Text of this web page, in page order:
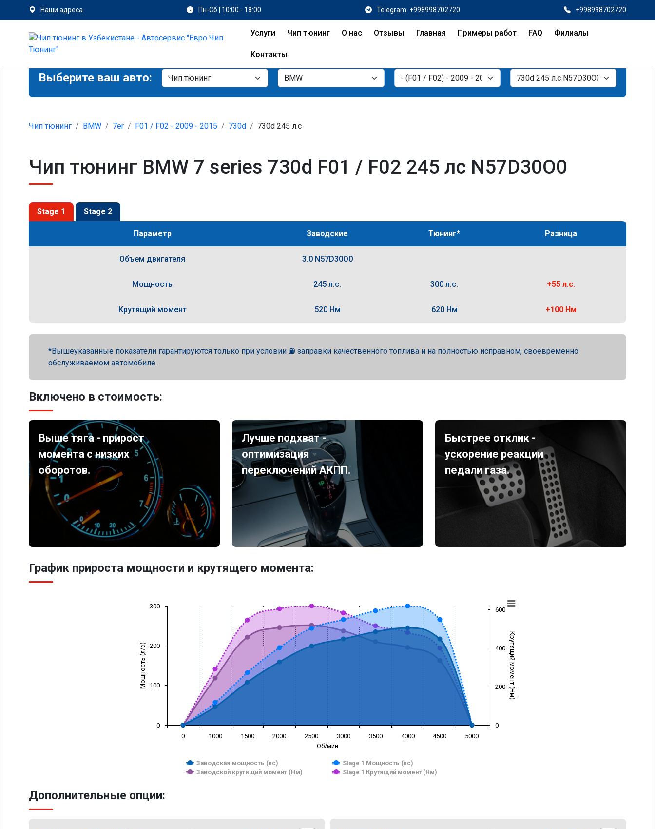
Наши адреса Пн-Сб | 10:00 - 18:00 Telegram: +998998702720 +998998702720
Услуги Чип тюнинг О нас Отзывы Главная Примеры работ FAQ Филиалы
Контакты
Выберите ваш авто:
Чип тюнинг BMW 7er F01 / F02 - 2009 - 2015 730d 730d 245 л.с
Чип тюнинг BMW 7 series 730d F01 / F02 245 лс N57D30O0
Stage 1 Stage 2
Параметр Заводские Тюнинг* Разница
Объем двигателя 3.0 N57D30O0
Мощность 245 л.с. 300 л.с. +55 л.с.
Крутящий момент 520 Нм 620 Нм +100 Нм
Вышеуказанные показатели гарантируются только при условии ⛽ заправки качественного топлива и на полностью исправном, своевременно
обслуживаемом автомобиле.
Включено в стоимость:
Выше тяга - прирост
момента с низких
оборотов.
Лучше подхват -
оптимизация
переключений АКПП.
Быстрее отклик -
ускорение реакции
педали газа.
График прироста мощности и крутящего момента:
Об/мин
Мощность (л/с) Крутящий момент (Нм)
Заводская мощность (лс)
Stage 1 Мощность (лс)
Заводской крутящий момент (Нм)
Stage 1 Крутящий момент (Нм)
0 1000 1500 2000 2500 3000 3500 4000 4500 5000
0
100
200
300
0
200
400
600
Дополнительные опции: